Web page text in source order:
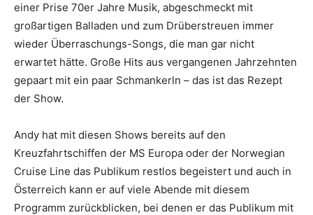
einer Prise 70er Jahre Musik, abgeschmeckt mit
großartigen Balladen und zum Drüberstreuen immer
wieder Überraschungs-Songs, die man gar nicht
erwartet hätte. Große Hits aus vergangenen Jahrzehnten
gepaart mit ein paar Schmankerln – das ist das Rezept
der Show.
Andy hat mit diesen Shows bereits auf den
Kreuzfahrtschiffen der MS Europa oder der Norwegian
Cruise Line das Publikum restlos begeistert und auch in
Österreich kann er auf viele Abende mit diesem
Programm zurückblicken, bei denen er das Publikum mit